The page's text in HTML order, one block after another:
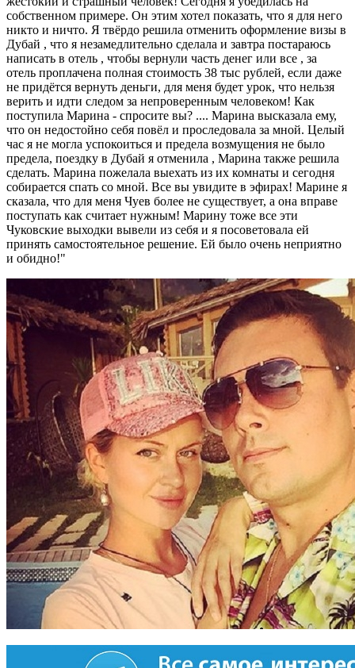
собственном примере. Он этим хотел показать, что я для него
никто и ничто. Я твёрдо решила отменить оформление визы в
Дубай , что я незамедлительно сделала и завтра постараюсь
написать в отель , чтобы вернули часть денег или все , за
отель проплачена полная стоимость 38 тыс рублей, если даже
не придётся вернуть деньги, для меня будет урок, что нельзя
верить и идти следом за непроверенным человеком! Как
поступила Марина - спросите вы? .... Марина высказала ему,
что он недостойно себя повёл и проследовала за мной. Целый
час я не могла успокоиться и предела возмущения не было
предела, поездку в Дубай я отменила , Марина также решила
сделать. Марина пожелала выехать из их комнаты и сегодня
собирается спать со мной. Все вы увидите в эфирах! Марине я
сказала, что для меня Чуев более не существует, а она вправе
поступать как считает нужным! Марину тоже все эти
Чуковские выходки вывели из себя и я посоветовала ей
принять самостоятельное решение. Ей было очень неприятно
и обидно!"